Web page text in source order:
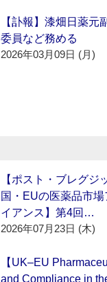
【訃報】漆畑日薬元
委員など務める
2026年03月09日 (月)
【ポスト・ブレグジ
国・EUの医薬品市
イアンス】第4回…
2026年07月23日 (木)
【UK–EU
and Compliance in